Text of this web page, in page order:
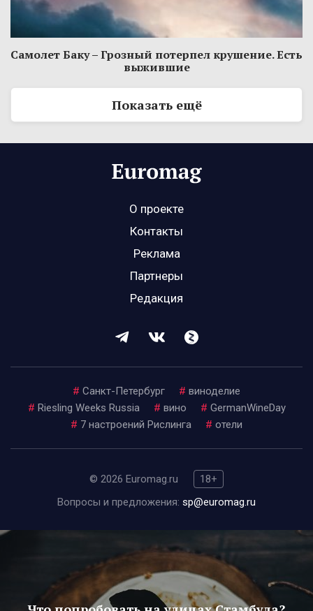
Самолет Баку – Грозный потерпел крушение. Есть
выжившие
Показать ещё
О проекте
Контакты
Реклама
Партнеры
Редакция
# Санкт-Петербург # виноделие
# Riesling Weeks Russia # вино # GermanWineDay
# 7 настроений Рислинга # отели
© 2026 Euromag.ru
18+
Вопросы и предложения: sp@euromag.ru